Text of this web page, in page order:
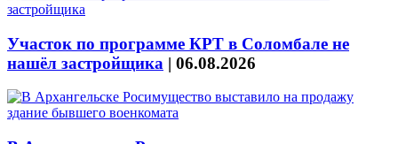
Участок по программе КРТ в Соломбале не
нашёл застройщика | 06.08.2026